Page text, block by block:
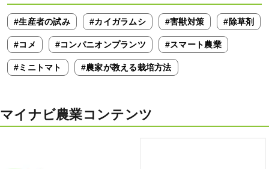
#生産者の試み #カイガラムシ #害獣対策 #除草剤
#コメ #コンパニオンプランツ #スマート農業
#ミニトマト #農家が教える栽培方法
マイナビ農業コンテンツ